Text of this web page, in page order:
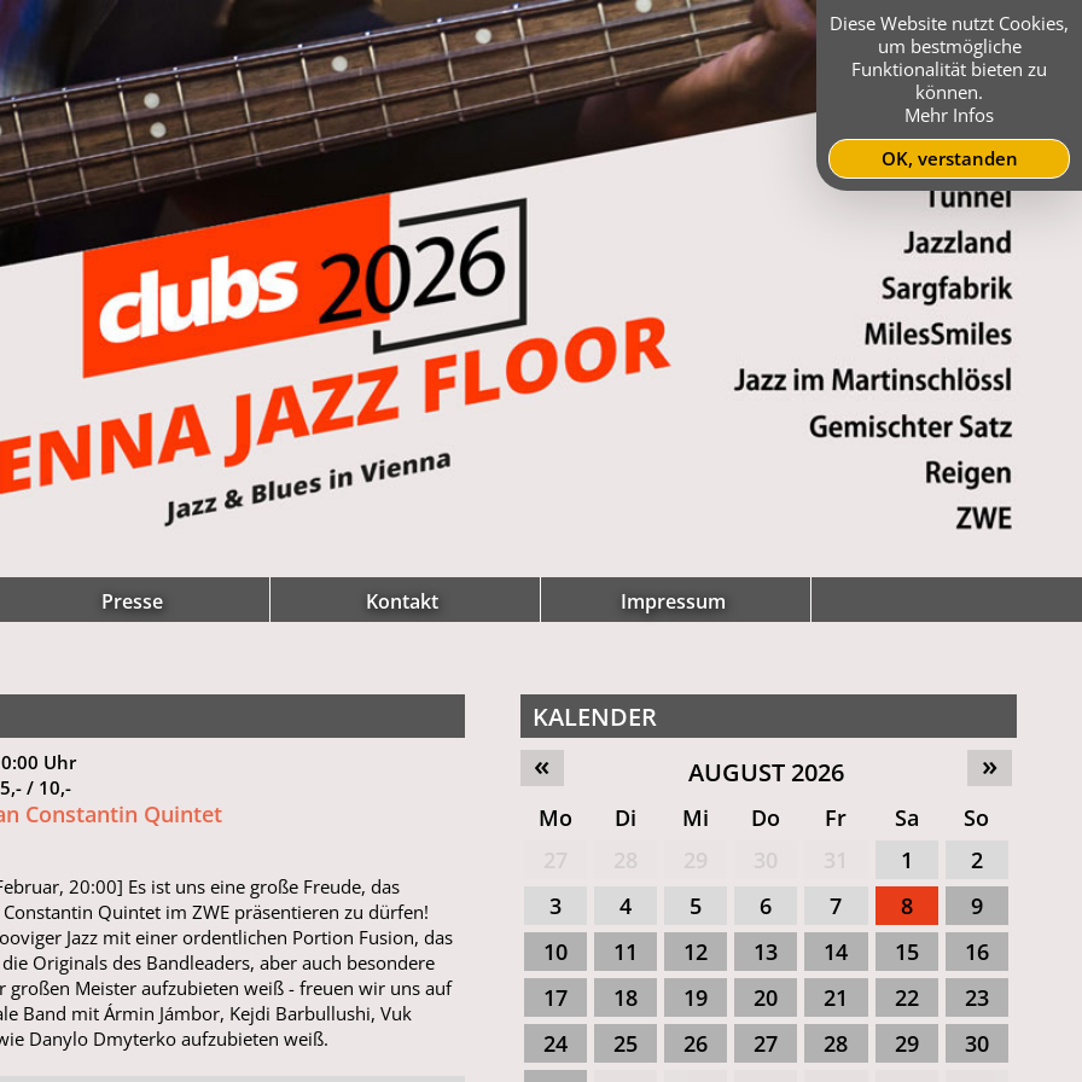
Presse Kontakt Impressum
Uhr
/ 10,-
Constantin Quintet
20:00] Es ist uns eine große Freude, das
Constantin Quintet im ZWE präsentieren zu dürfen!
Jazz mit einer ordentlichen Portion Fusion, das
Originals des Bandleaders, aber auch besondere
großen Meister aufzubieten weiß - freuen wir uns auf
Band mit Ármin Jámbor, Kejdi Barbullushi, Vuk
Danylo Dmyterko aufzubieten weiß.
KALENDER
»
« AUGUST 2026
Mo Di Mi Do Fr Sa
So
1
2
3
4 5 6 7 8
9
10
11 12 13 14 15
16
17
18 19 20 21 22
23
24
25 26 27 28 29
30
Diese Website nutzt Cookies,
um bestmögliche
Funktionalität bieten zu
können.
Mehr Infos
OK, verstanden